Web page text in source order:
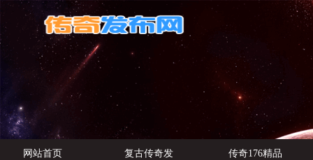
网站首页 复古传奇发 传奇176精品